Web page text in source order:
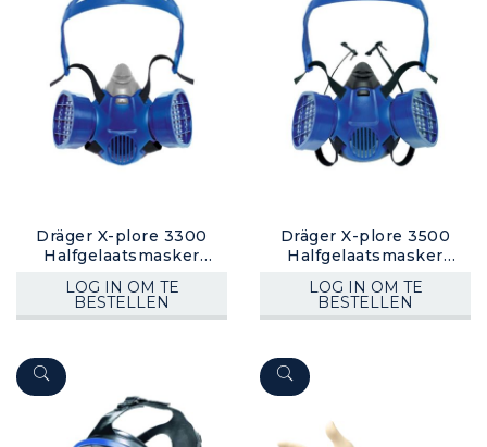
Dräger X-plore 3300
Halfgelaatsmasker
LOG IN OM TE
BESTELLEN
Dräger X-plore 3500
Halfgelaatsmasker
LOG IN OM TE
BESTELLEN